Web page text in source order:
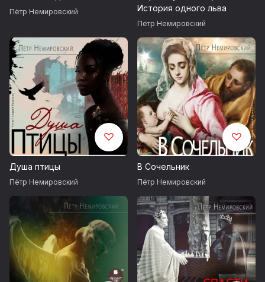
Пётр Немировский
История одного льва
Пётр Немировский
Душа птицы
Пётр Немировский
В Сочельник
Пётр Немировский